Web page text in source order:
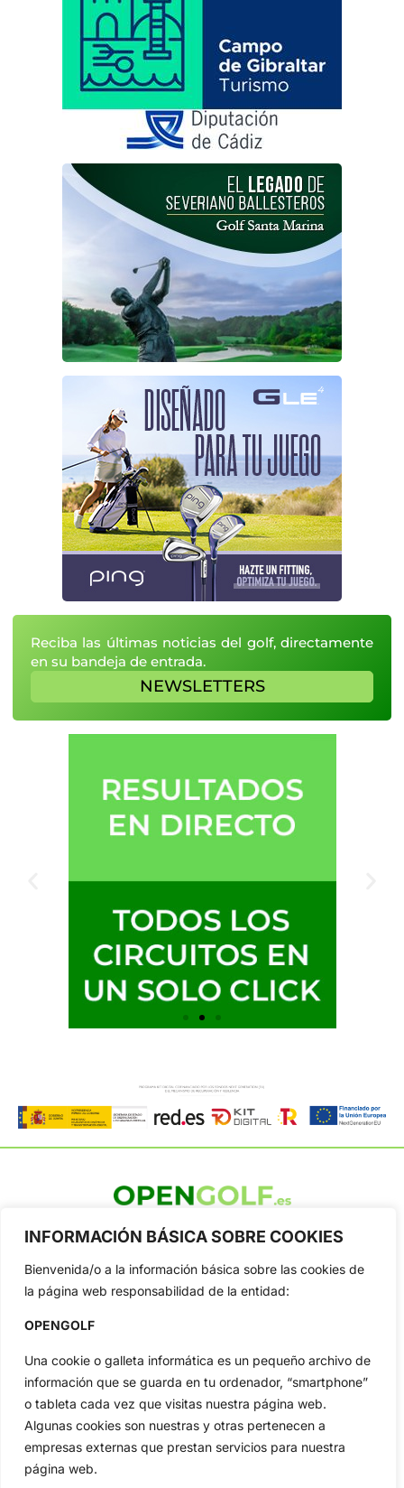
INFORMACIÓN BÁSICA SOBRE COOKIES
Bienvenida/o a la información básica sobre las cookies de
la página web responsabilidad de la entidad:
OPENGOLF
Una cookie o galleta informática es un pequeño archivo de
información que se guarda en tu ordenador, “smartphone”
o tableta cada vez que visitas nuestra página web.
Algunas cookies son nuestras y otras pertenecen a
empresas externas que prestan servicios para nuestra
página web.
Reciba las últimas noticias del golf, directamente
en su bandeja de entrada.
NEWSLETTERS
OpenGolf ofrece toda la actualidad, información del golf
profesional y amateur, resultados en directo, vídeos, noticias,
Jon Rahm, LIV Golf, PGA Tour, Ryder Cup, DP World Tour, LPGA
Tour...
Inicio
Actualidad
Amateurs
Circuitos
Especiales
Reglas
Vídeos
De Interés
Compañía